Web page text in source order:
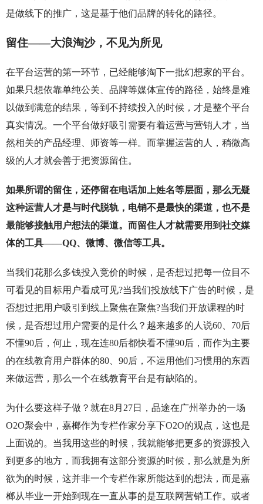
是做线下的推广，这是基于他们品牌的转化的路径。
留住——大浪淘沙，不见为所见
在平台运营的第一环节，已经能够淘下一批幻想家的平台。
如果只想依靠单纯公关、品牌等媒体宣传的路径，始终是难
以做到满意的结果，等到不持续投入的时候，才是整个平台
真实情况。一个平台做好吸引需要有着运营与营销人才，当
然相关的产品经理、师资等一样。而掌握运营的人，稍微高
级的人才就会善于把资源留住。
如果所谓的留住，还停留在电话加上姓名等层面，那么无疑
这种运营人才是与时代脱轨，电销不是最快的渠道，也不是
最能够接触用户想法的渠道。而留住人才就需要用到社交媒
体的工具——QQ、微博、微信等工具。
当我们花那么多钱投入竞价的时候，是否想过把每一位目不
可看见的目标用户看成可见?当我们投放线下广告的时候，是
否想过把用户吸引到线上聚焦在聚焦?当我们开放课程的时
候，是否想过用户需要的是什么？越来越多的人说60、70后
不懂90后，何止，现在连80后都快看不懂90后，而作为主要
的在线教育用户群体的80、90后，不运用他们习惯用的东西
来做运营，那么一个在线教育平台是有缺陷的。
为什么要这样子做？就在8月27日，品途在广州举办的一场
O2O聚会中，嘉榔作为专栏作家分享下O2O的观点，这也是
上面说的。当我用这些的时候，我就能够把更多的资源投入
到更多的地方，而我拥有这部分资源的时候，那么就是为所
欲为的时候，这并非一个专栏作家所能达到的想法，而是嘉
榔从毕业一开始到现在一直从事的是互联网营销工作。或者